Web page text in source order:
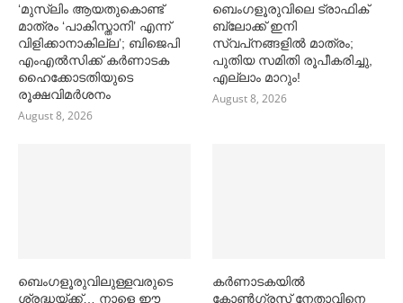
‘മുസ്‌ലിം ആയതുകൊണ്ട്
മാത്രം ‘പാകിസ്താനി’ എന്ന്
വിളിക്കാനാകില്ല’; ബിജെപി
എംഎല്‍സിക്ക് കര്‍ണാടക
ഹൈക്കോടതിയുടെ
രൂക്ഷവിമര്‍ശനം
August 8, 2026
ബെംഗളൂരുവിലെ ട്രാഫിക്
ബ്ലോക്ക് ഇനി
സ്വപ്‌നങ്ങളില്‍ മാത്രം;
പുതിയ സമിതി രൂപീകരിച്ചു,
എല്ലാം മാറും!
August 8, 2026
ബെംഗളൂരുവിലുള്ളവരുടെ
ശ്രദ്ധയ്ക്ക്… നാളെ ഈ
കര്‍ണാടകയില്‍
കോണ്‍ഗ്രസ് നേതാവിനെ